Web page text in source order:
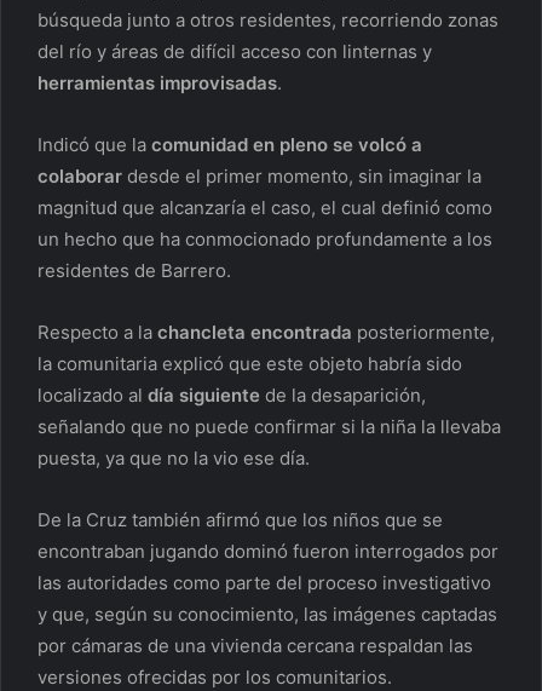
búsqueda junto a otros residentes, recorriendo zonas
del río y áreas de difícil acceso con linternas y
herramientas improvisadas.
Indicó que la comunidad en pleno se volcó a
colaborar desde el primer momento, sin imaginar la
magnitud que alcanzaría el caso, el cual definió como
un hecho que ha conmocionado profundamente a los
residentes de Barrero.
Respecto a la chancleta encontrada posteriormente,
la comunitaria explicó que este objeto habría sido
localizado al día siguiente de la desaparición,
señalando que no puede confirmar si la niña la llevaba
puesta, ya que no la vio ese día.
De la Cruz también afirmó que los niños que se
encontraban jugando dominó fueron interrogados por
las autoridades como parte del proceso investigativo
y que, según su conocimiento, las imágenes captadas
por cámaras de una vivienda cercana respaldan las
versiones ofrecidas por los comunitarios.